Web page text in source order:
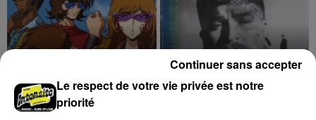
Le respect de votre vie privée est notre
priorité
Continuer sans accepter